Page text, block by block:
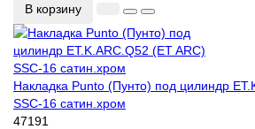
В корзину
Накладка Punto (Пунто) под цилиндр
SSC-16 сатин.хром
47191